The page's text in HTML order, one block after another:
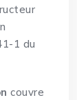
1 du
couvre